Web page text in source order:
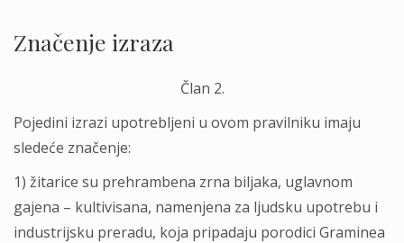
Značenje izraza
Član 2.
Pojedini izrazi upotreblјeni u ovom pravilniku imaju
sledeće značenje:
1) žitarice su prehrambena zrna bilјaka, uglavnom
gajena – kultivisana, namenjena za lјudsku upotrebu i
industrijsku preradu, koja pripadaju porodici Graminea